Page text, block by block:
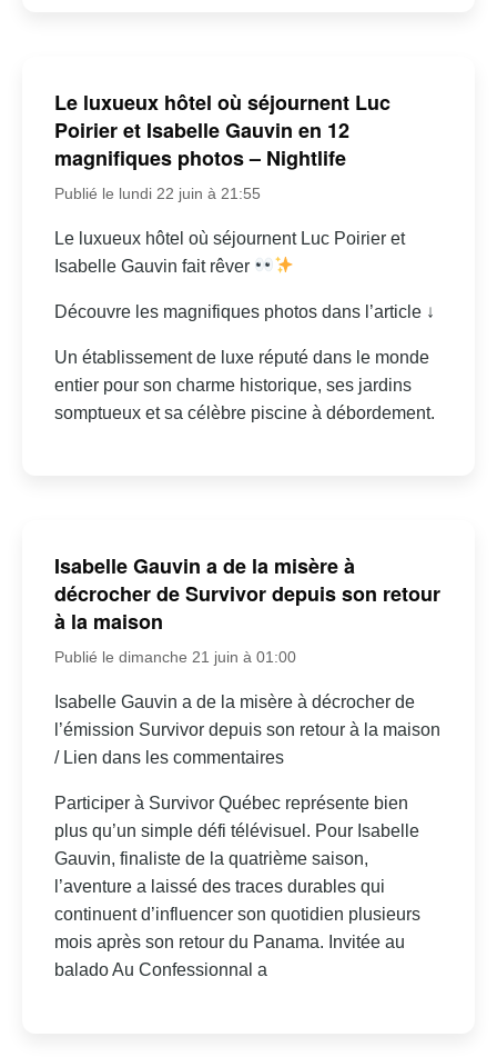
Le luxueux hôtel où séjournent Luc
Poirier et Isabelle Gauvin en 12
magnifiques photos – Nightlife
Publié le lundi 22 juin à 21:55
Le luxueux hôtel où séjournent Luc Poirier et
Isabelle Gauvin fait rêver
Découvre les magnifiques photos dans l’article ↓
Un établissement de luxe réputé dans le monde
entier pour son charme historique, ses jardins
somptueux et sa célèbre piscine à débordement.
Isabelle Gauvin a de la misère à
décrocher de Survivor depuis son retour
à la maison
Publié le dimanche 21 juin à 01:00
Isabelle Gauvin a de la misère à décrocher de
l’émission Survivor depuis son retour à la maison
/ Lien dans les commentaires
Participer à Survivor Québec représente bien
plus qu’un simple défi télévisuel. Pour Isabelle
Gauvin, finaliste de la quatrième saison,
l’aventure a laissé des traces durables qui
continuent d’influencer son quotidien plusieurs
mois après son retour du Panama. Invitée au
balado Au Confessionnal a